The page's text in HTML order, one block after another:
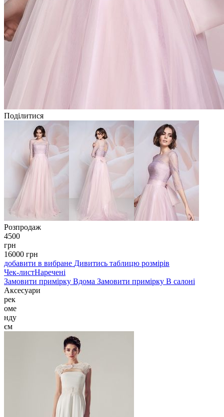
Поділитися
Розпродаж
4500
грн
16000 грн
добавити в вибране Дивитись таблицю розмірів
Чек-листНаречені
Замовити примірку Вдома Замовити примірку В салоні
Аксесуари
рек
оме
нду
єм